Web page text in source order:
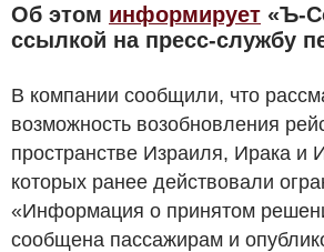
Об этом информирует «Ъ-
ссылкой на пресс-службу
В компании сообщили, что
возможность возобновления
пространстве Израиля, Ирака и
которых ранее действовали
«Информация о принятом
сообщена пассажирам и